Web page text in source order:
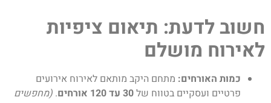
חשוב לדעת: תיאום ציפיות
לאירוח מושלם
כמות האורחים: מתחם היקב מותאם לאירוח אירועים
פרטיים ועסקיים בטווח של30 עד 120 אורחים . (מחפשים